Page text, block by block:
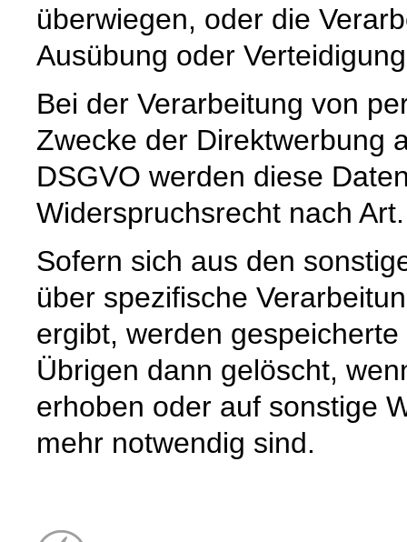
überwiegen, oder die
Ausübung oder
Bei der Verarbeitung von
Zwecke der Direktwerbung
DSGVO werden diese
Widerspruchsrecht nach
Sofern sich aus den
über spezifische
ergibt, werden
Übrigen dann gelöscht,
erhoben oder auf sonstige
mehr notwendig sind.